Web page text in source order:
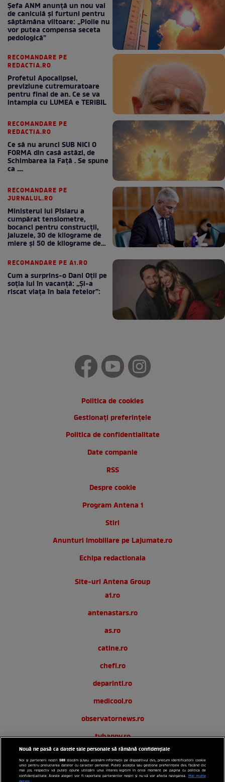
Șefa ANM anunță un nou val
de caniculă și furtuni pentru
săptămâna viitoare: „Ploile nu
vor putea compensa seceta
pedologică”
RECOMANDARE PE
REDACTIA.RO
Profetul Apocalipsei,
previziune cutremuratoare
pentru final de an. Ce se va
intampla cu LUMEA e TERIBIL
RECOMANDARE PE
REDACTIA.RO
Ce să nu arunci SUB NICI O
FORMA din casă astăzi, de
Schimbarea la Față . Se spune
ca ....
RECOMANDARE PE
JURNALUL.RO
Ministerul lui Pîslaru a
cumpărat tensiometre,
bocanci pentru construcții,
jaluzele, 30 de kilograme de
miere și 50 de kilograme de
RECOMANDARE PE A1.RO
Cum a surprins-o Dani Oțil pe
soția lui în vacanță: „Și-a
riscat viața în baia fetelor”:
Politica de cookies
Gestionați preferințele
Politica de confidentialitate
Date companie
RSS
Despre cookie
Program Antena 1
Stiri
Anunturi imobiliare pe Lajumate.ro
Echipa redactionala
Site-uri Antena Group
a1.ro
antenastars.ro
as.ro
catine.ro
chefi.ro
deparinti.ro
medicool.ro
observatornews.ro
tvhappy.ro
useit.ro
zutv.ro
Nouă ne pasă ca datele tale personale să rămână confidențiale
Noi și partenerii noștri589 stocăm și/sau accesăm informații pe dispozitivul dvs., precum identificatorii cookie
unici pentru prelucrarea datelor cu caracter personal. Puteți accepta sau gestiona preferințele dvs. făcând clic
mai jos, respectiv vă puteți opune utilizării unui interes legitim în orice moment pe pagina cu politica de
confidențialitate. Aceste alegeri vor fi raportate partenerilor noștri și nu vă vor afecta navigarea. Mai multe